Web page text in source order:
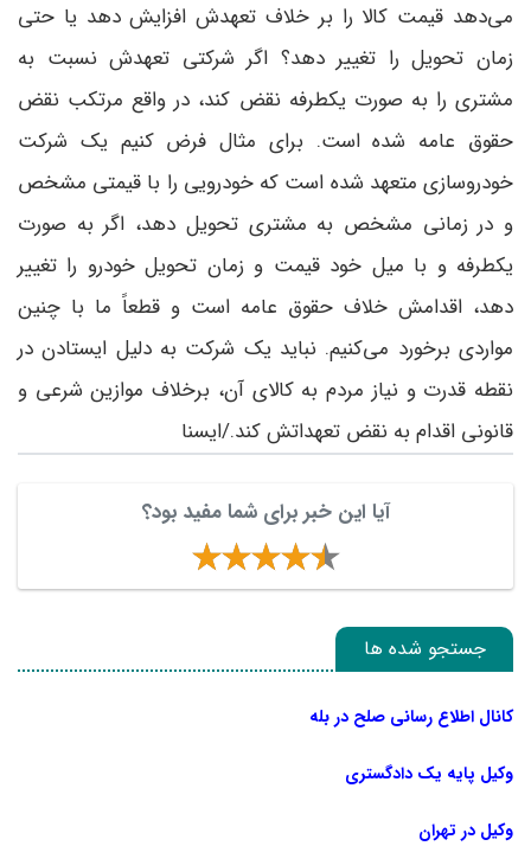
می‌دهد قیمت کالا را بر خلاف تعهدش افزایش دهد یا حتی
زمان تحویل را تغییر دهد؟ اگر شرکتی تعهدش نسبت به
مشتری را به صورت یکطرفه نقض کند، در واقع مرتکب نقض
حقوق عامه شده است. برای مثال فرض کنیم یک شرکت
خودروسازی متعهد شده است که خودرویی را با قیمتی مشخص
و در زمانی مشخص به مشتری تحویل دهد، اگر به صورت
یکطرفه و با میل خود قیمت و زمان تحویل خودرو را تغییر
دهد، اقدامش خلاف حقوق عامه است و قطعاً ما با چنین
مواردی برخورد می‌کنیم. نباید یک شرکت به دلیل ایستادن در
نقطه قدرت و نیاز مردم به کالای آن، برخلاف موازین شرعی و
قانونی اقدام به نقض تعهداتش کند./ایسنا
آیا این خبر برای شما مفید بود؟
جستجو شده ها
کانال اطلاع رسانی صلح در بله
وکیل پایه یک دادگستری
وکیل در تهران